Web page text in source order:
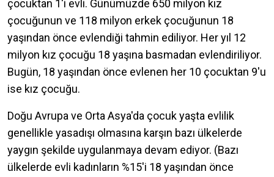
çocuktan 1'i evli. Günümüzde 650 milyon kız
çocuğunun ve 118 milyon erkek çocuğunun 18
yaşından önce evlendiği tahmin ediliyor. Her yıl 12
milyon kız çocuğu 18 yaşına basmadan evlendiriliyor.
Bugün, 18 yaşından önce evlenen her 10 çocuktan 9'u
ise kız çocuğu.
Doğu Avrupa ve Orta Asya'da çocuk yaşta evlilik
genellikle yasadışı olmasına karşın bazı ülkelerde
yaygın şekilde uygulanmaya devam ediyor. (Bazı
ülkelerde evli kadınların %15'i 18 yaşından önce